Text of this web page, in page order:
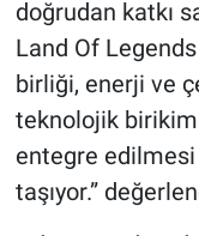
doğrudan katkı
Land Of
birliği, enerji ve
teknolojik
entegre edilmesi
taşıyor.”